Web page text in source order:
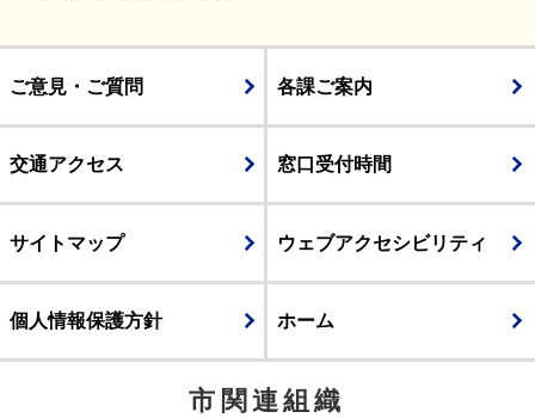
ご意見・ご質問 各課ご案内
交通アクセス 窓口受付時間
サイトマップ ウェブアクセシビリティ
個人情報保護方針 ホーム
市関連組織